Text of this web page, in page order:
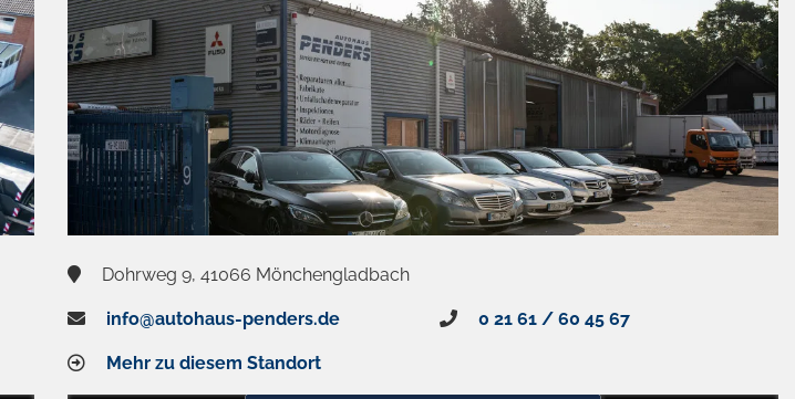
Dohrweg 9, 41066 Mönchengladbach
info@autohaus-penders.de 0 21 61 / 60 45 67
Mehr zu diesem Standort